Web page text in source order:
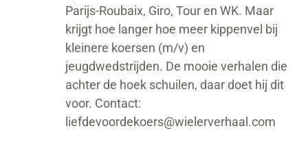
Parijs-Roubaix, Giro, Tour en WK. Maar
krijgt hoe langer hoe meer kippenvel bij
kleinere koersen (m/v) en
jeugdwedstrijden. De mooie verhalen die
achter de hoek schuilen, daar doet hij dit
voor. Contact:
liefdevoordekoers@wielerverhaal.com